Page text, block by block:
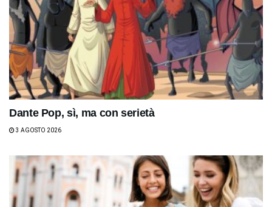
Dante Pop, sì, ma con serietà
3 AGOSTO 2026